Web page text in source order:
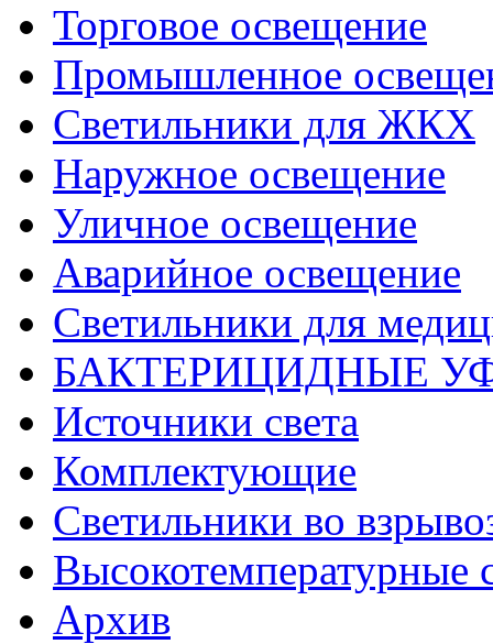
Торговое освещение
Промышленное
Светильники для ЖКХ
Наружное освещение
Уличное освещение
Аварийное освещение
Светильники для
БАКТЕРИЦИДНЫЕ
Источники света
Комплектующие
Светильники во
Высокотемпературные
Архив